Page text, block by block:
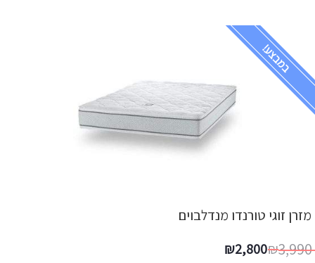
במבצע!
מזרן זוגי טורנדו מנדלבוים
3,990
₪
2,800
₪